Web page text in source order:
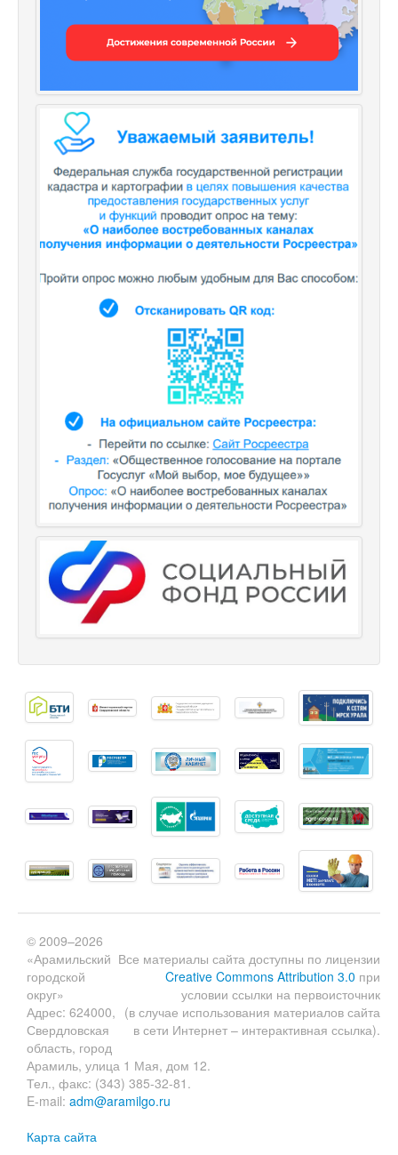
Все материалы сайта доступны по лицензии
Creative Commons Attribution 3.0 при
условии ссылки на первоисточник
(в случае использования материалов сайта
в сети Интернет – интерактивная ссылка).
© 2009–2026
«Арамильский
городской
округ»
Адрес: 624000,
Свердловская
область, город
Арамиль, улица 1 Мая, дом 12.
Тел., факс: (343) 385-32-81.
E-mail: adm@aramilgo.ru
Карта сайта